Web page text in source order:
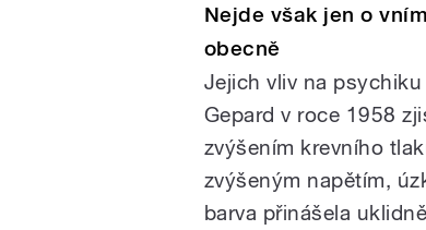
Nejde však jen o
obecně
Jejich vliv na
Gepard v roce 1958
zvýšením krevního
zvýšeným napětím,
barva přinášela